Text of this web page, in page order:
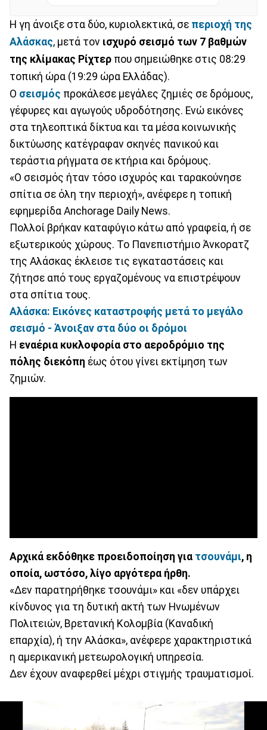
Η γη άνοιξε στα δύο, κυριολεκτικά, σε περιοχή της
Αλάσκας, μετά τον ισχυρό σεισμό των 7 βαθμών
της κλίμακας Ρίχτερ που σημειώθηκε στις 08:29
τοπική ώρα (19:29 ώρα Ελλάδας).
Ο σεισμός προκάλεσε μεγάλες ζημιές σε δρόμους,
γέφυρες και αγωγούς υδροδότησης. Ενώ εικόνες
στα τηλεοπτικά δίκτυα και τα μέσα κοινωνικής
δικτύωσης κατέγραφαν σκηνές πανικού και
τεράστια ρήγματα σε κτήρια και δρόμους.
«Ο σεισμός ήταν τόσο ισχυρός και ταρακούνησε
σπίτια σε όλη την περιοχή», ανέφερε η τοπική
εφημερίδα Anchorage Daily News.
Πολλοί βρήκαν καταφύγιο κάτω από γραφεία, ή σε
εξωτερικούς χώρους. Το Πανεπιστήμιο Άνκορατζ
της Αλάσκας έκλεισε τις εγκαταστάσεις και
ζήτησε από τους εργαζομένους να επιστρέψουν
στα σπίτια τους.
Αλάσκα: Eικόνες καταστροφής μετά το μεγάλο
σεισμό - Άνοιξαν στα δύο οι δρόμοι
Η εναέρια κυκλοφορία στο αεροδρόμιο της
πόλης διεκόπη έως ότου γίνει εκτίμηση των
ζημιών.
Αρχικά εκδόθηκε προειδοποίηση για τσουνάμι, η
οποία, ωστόσο, λίγο αργότερα ήρθη.
«Δεν παρατηρήθηκε τσουνάμι» και «δεν υπάρχει
κίνδυνος για τη δυτική ακτή των Ηνωμένων
Πολιτειών, Βρετανική Κολομβία (Καναδική
επαρχία), ή την Αλάσκα», ανέφερε χαρακτηριστικά
η αμερικανική μετεωρολογική υπηρεσία.
Δεν έχουν αναφερθεί μέχρι στιγμής τραυματισμοί.